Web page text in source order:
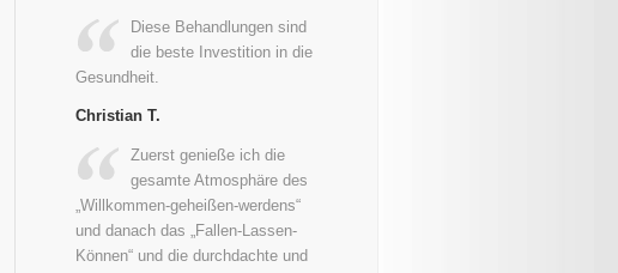
Diese Behandlungen sind
die beste Investition in die
Gesundheit.
Christian T.
Zuerst genieße ich die
gesamte Atmosphäre des
„Willkommen-geheißen-werdens“
und danach das „Fallen-Lassen-
Können“ und die durchdachte und